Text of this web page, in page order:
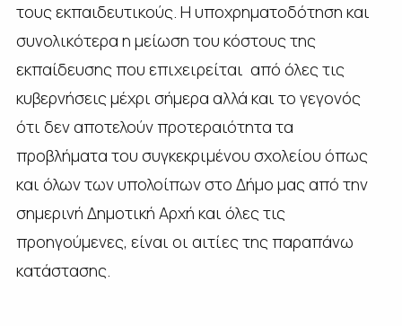
τους εκπαιδευτικούς. Η υποχρηματοδότηση και
συνολικότερα η μείωση του κόστους της
εκπαίδευσης που επιχειρείται από όλες τις
κυβερνήσεις μέχρι σήμερα αλλά και το γεγονός
ότι δεν αποτελούν προτεραιότητα τα
προβλήματα του συγκεκριμένου σχολείου όπως
και όλων των υπολοίπων στο Δήμο μας από την
σημερινή Δημοτική Αρχή και όλες τις
προηγούμενες, είναι οι αιτίες της παραπάνω
κατάστασης.